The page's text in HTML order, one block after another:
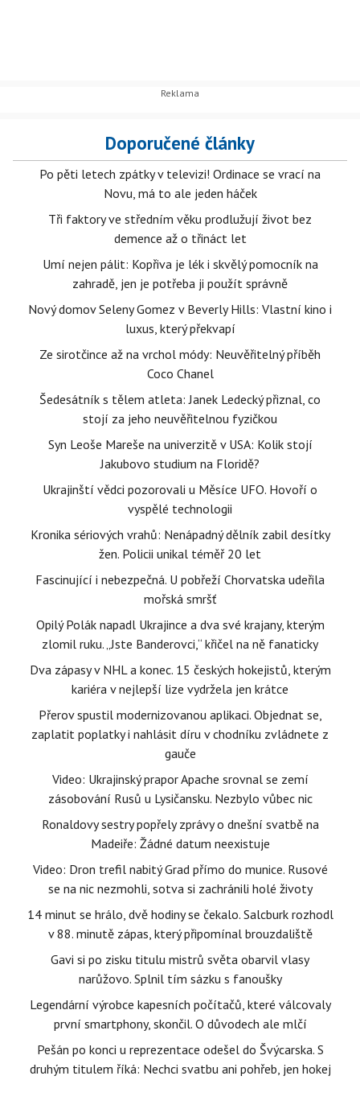
Doporučené články
Po pěti letech zpátky v televizi! Ordinace se vrací na
Novu, má to ale jeden háček
Tři faktory ve středním věku prodlužují život bez
demence až o třináct let
Umí nejen pálit: Kopřiva je lék i skvělý pomocník na
zahradě, jen je potřeba ji použít správně
Nový domov Seleny Gomez v Beverly Hills: Vlastní kino i
luxus, který překvapí
Ze sirotčince až na vrchol módy: Neuvěřitelný příběh
Coco Chanel
Šedesátník s tělem atleta: Janek Ledecký přiznal, co
stojí za jeho neuvěřitelnou fyzičkou
Syn Leoše Mareše na univerzitě v USA: Kolik stojí
Jakubovo studium na Floridě?
Ukrajinští vědci pozorovali u Měsíce UFO. Hovoří o
vyspělé technologii
Kronika sériových vrahů: Nenápadný dělník zabil desítky
žen. Policii unikal téměř 20 let
Fascinující i nebezpečná. U pobřeží Chorvatska udeřila
mořská smršť
Opilý Polák napadl Ukrajince a dva své krajany, kterým
zlomil ruku. „Jste Banderovci,“ křičel na ně fanaticky
Dva zápasy v NHL a konec. 15 českých hokejistů, kterým
kariéra v nejlepší lize vydržela jen krátce
Přerov spustil modernizovanou aplikaci. Objednat se,
zaplatit poplatky i nahlásit díru v chodníku zvládnete z
gauče
Video: Ukrajinský prapor Apache srovnal se zemí
zásobování Rusů u Lysičansku. Nezbylo vůbec nic
Ronaldovy sestry popřely zprávy o dnešní svatbě na
Madeiře: Žádné datum neexistuje
Video: Dron trefil nabitý Grad přímo do munice. Rusové
se na nic nezmohli, sotva si zachránili holé životy
14 minut se hrálo, dvě hodiny se čekalo. Salcburk rozhodl
v 88. minutě zápas, který připomínal brouzdaliště
Gavi si po zisku titulu mistrů světa obarvil vlasy
narůžovo. Splnil tím sázku s fanoušky
Legendární výrobce kapesních počítačů, které válcovaly
první smartphony, skončil. O důvodech ale mlčí
Pešán po konci u reprezentace odešel do Švýcarska. S
druhým titulem říká: Nechci svatbu ani pohřeb, jen hokej